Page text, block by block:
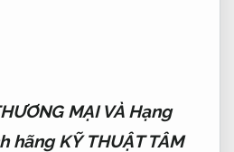
MẠI VÀ Hạng
hãng KỸ THUẬT TÂM